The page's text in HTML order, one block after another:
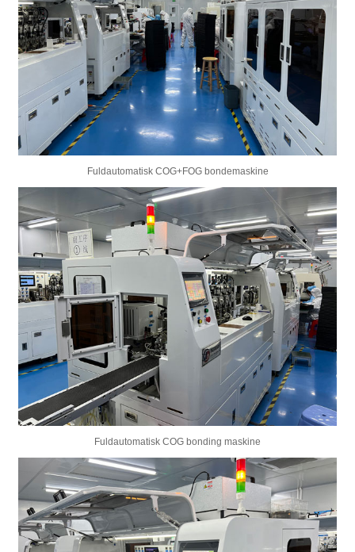
Fuldautomatisk COG+FOG bondemaskine
Fuldautomatisk COG bonding maskine